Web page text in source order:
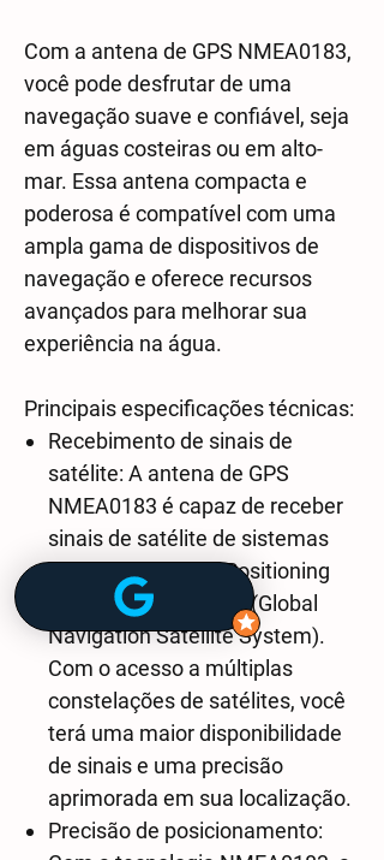
Com a antena de GPS NMEA0183,
você pode desfrutar de uma
navegação suave e confiável, seja
em águas costeiras ou em alto-
mar. Essa antena compacta e
poderosa é compatível com uma
ampla gama de dispositivos de
navegação e oferece recursos
avançados para melhorar sua
experiência na água.
Principais especificações técnicas:
Recebimento de sinais de
satélite: A antena de GPS
NMEA0183 é capaz de receber
sinais de satélite de sistemas
como GPS (Global Positioning
System) e GLONASS (Global
Navigation Satellite System).
Com o acesso a múltiplas
constelações de satélites, você
terá uma maior disponibilidade
de sinais e uma precisão
aprimorada em sua localização.
Precisão de posicionamento: